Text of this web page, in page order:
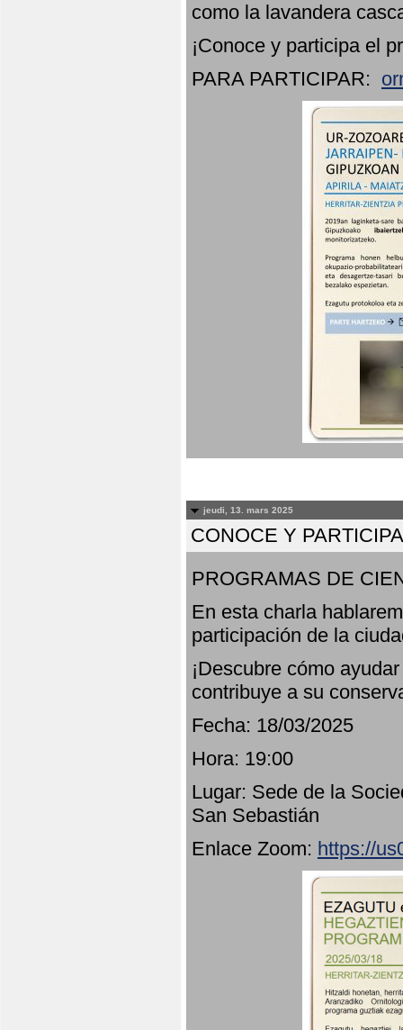
como la lavandera
¡Conoce y participa el
PARA PARTICIPAR:
jeudi, 13. mars 2025
CONOCE Y
PROGRAMAS DE
En esta charla
participación de la
¡Descubre cómo
contribuye a su
Fecha: 18/03/2025
Hora: 19:00
Lugar: Sede de la
San Sebastián
Enlace Zoom: https://